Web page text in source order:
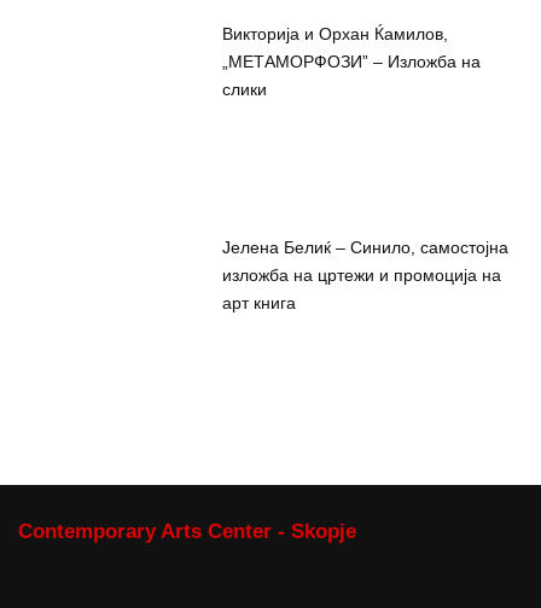
Викторија и Орхан Ќамилов,
„МЕТАМОРФОЗИ” – Изложба на
слики
Јелена Белиќ – Синило, самостојна
изложба на цртежи и промоција на
арт книга
Contemporary Arts Center - Skopje